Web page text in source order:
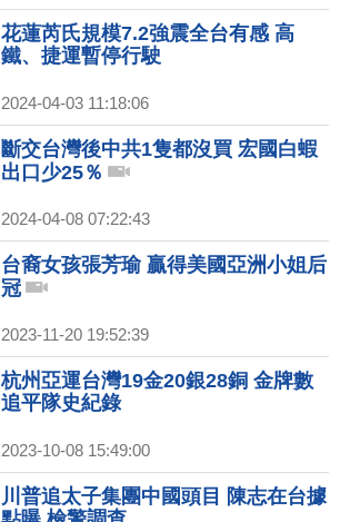
花蓮芮氏規模7.2強震全台有感 高
鐵、捷運暫停行駛
2024-04-03 11:18:06
斷交台灣後中共1隻都沒買 宏國白蝦
出口少25％
2024-04-08 07:22:43
台裔女孩張芳瑜 贏得美國亞洲小姐后
冠
2023-11-20 19:52:39
杭州亞運台灣19金20銀28銅 金牌數
追平隊史紀錄
2023-10-08 15:49:00
川普追太子集團中國頭目 陳志在台據